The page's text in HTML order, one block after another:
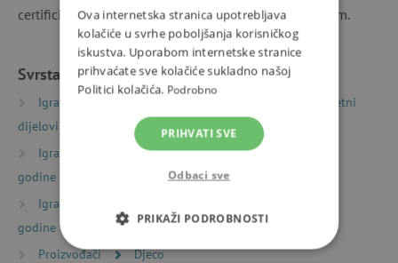
certificiranog drva. Dimenzije paketa su 22 x 19 x 4 cm.
Svrstano u kategorije
Igračke prema vrsti
Magnetni
dijelovi i ploče
Igračke prema starosti
Igre i igračke za djecu od 2
godine
Igračke prema starosti
godine
Proizvođači
Djeco
Ova internetska stranica upotrebljava
kolačiće u svrhe poboljšanja korisničkog
iskustva. Uporabom internetske stranice
prihvaćate sve kolačiće sukladno našoj
Politici kolačića. Podrobno
PRIHVATI SVE
Odbaci sve
PRIKAŽI PODROBNOSTI
NUŽNO POTREBNI KOLAČIĆI